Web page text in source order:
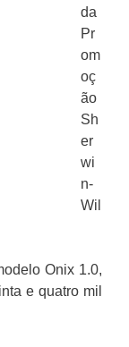
da
Pr
om
oç
ão
Sh
er
wi
n-
Wil
Onix 1.0,
e quatro mil